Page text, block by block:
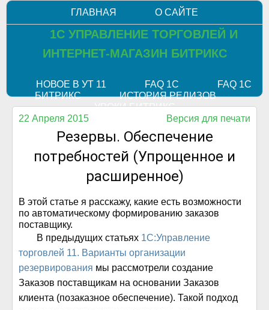
ГЛАВНАЯ О САЙТЕ
1С УПРАВЛЕНИЕ ТОРГОВЛЕЙ И
ИНТЕРНЕТ-МАГАЗИН БИТРИКС
НОВОЕ В УТ 11 FAQ 1С
FAQ 1С
БИТРИКС
ИСТОРИЯ РЕЛИЗОВ
УРОКИ БИТРИКС
22 Апреля 2015
Версия для печати
Резервы. Обеспечение
потребностей (Упрощенное и
расширенное)
В этой статье я расскажу, какие есть возможности
по автоматическому формированию заказов
поставщику.
В предыдущих статьях 1С:Управление
торговлей 11. Варианты организации
резервирования мы рассмотрели создание
Заказов поставщикам на основании Заказов
клиента (позаказное обеспечение). Такой подход